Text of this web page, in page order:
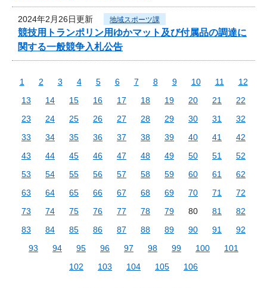
2024年2月26日更新 地域スポーツ課
競技用トランポリン用ゆかマット及び付属品の調達に
関する一般競争入札公告
1 2 3 4 5 6 7 8 9 10 11
12
13
14 15 16 17 18 19 20 21
22
23
24 25 26 27 28 29 30 31
32
33
34 35 36 37 38 39 40 41
42
43
44 45 46 47 48 49 50 51
52
53
54 55 56 57 58 59 60 61
62
63
64 65 66 67 68 69 70 71
72
73
74 75 76 77 78 79 80 81
82
83
84 85 86 87 88 89 90 91
92
93
94 95 96 97 98 99 100
101
102
103 104 105 106